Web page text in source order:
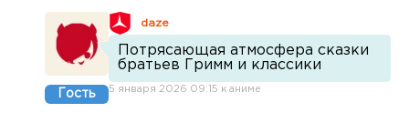
Гость
daze
Потрясающая атмосфера сказки
братьев Гримм и классики
5 января 2026 09:15 к аниме